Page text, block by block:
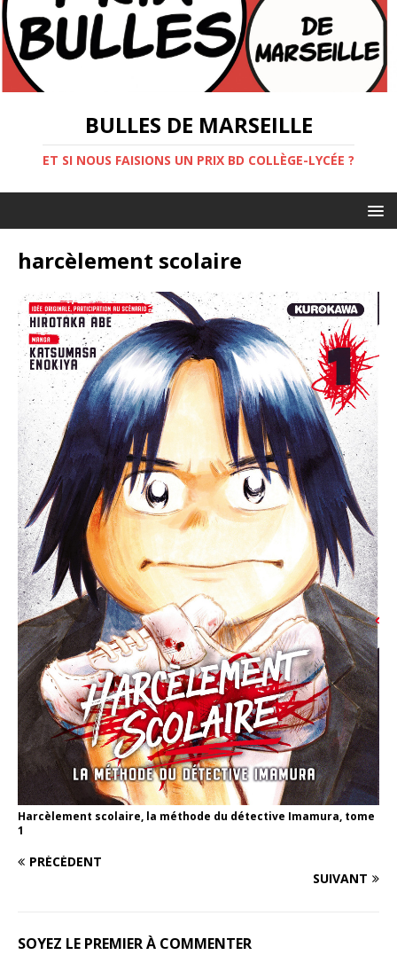
BULLES DE MARSEILLE
ET SI NOUS FAISIONS UN PRIX BD COLLÈGE-LYCÉE ?
harcèlement scolaire
Harcèlement scolaire, la méthode du détective Imamura, tome
1
PRÉCÉDENT
SUIVANT
SOYEZ LE PREMIER À COMMENTER